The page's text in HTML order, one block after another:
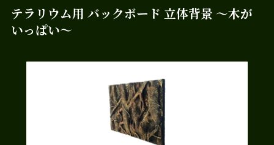
テラリウム用 バックボード 立体背景 ～木が
いっぱい～